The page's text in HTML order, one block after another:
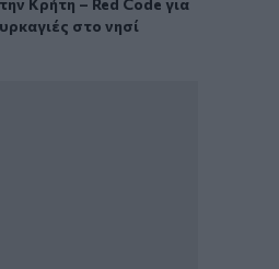
Κρήτη – Red Code για
στο νησί